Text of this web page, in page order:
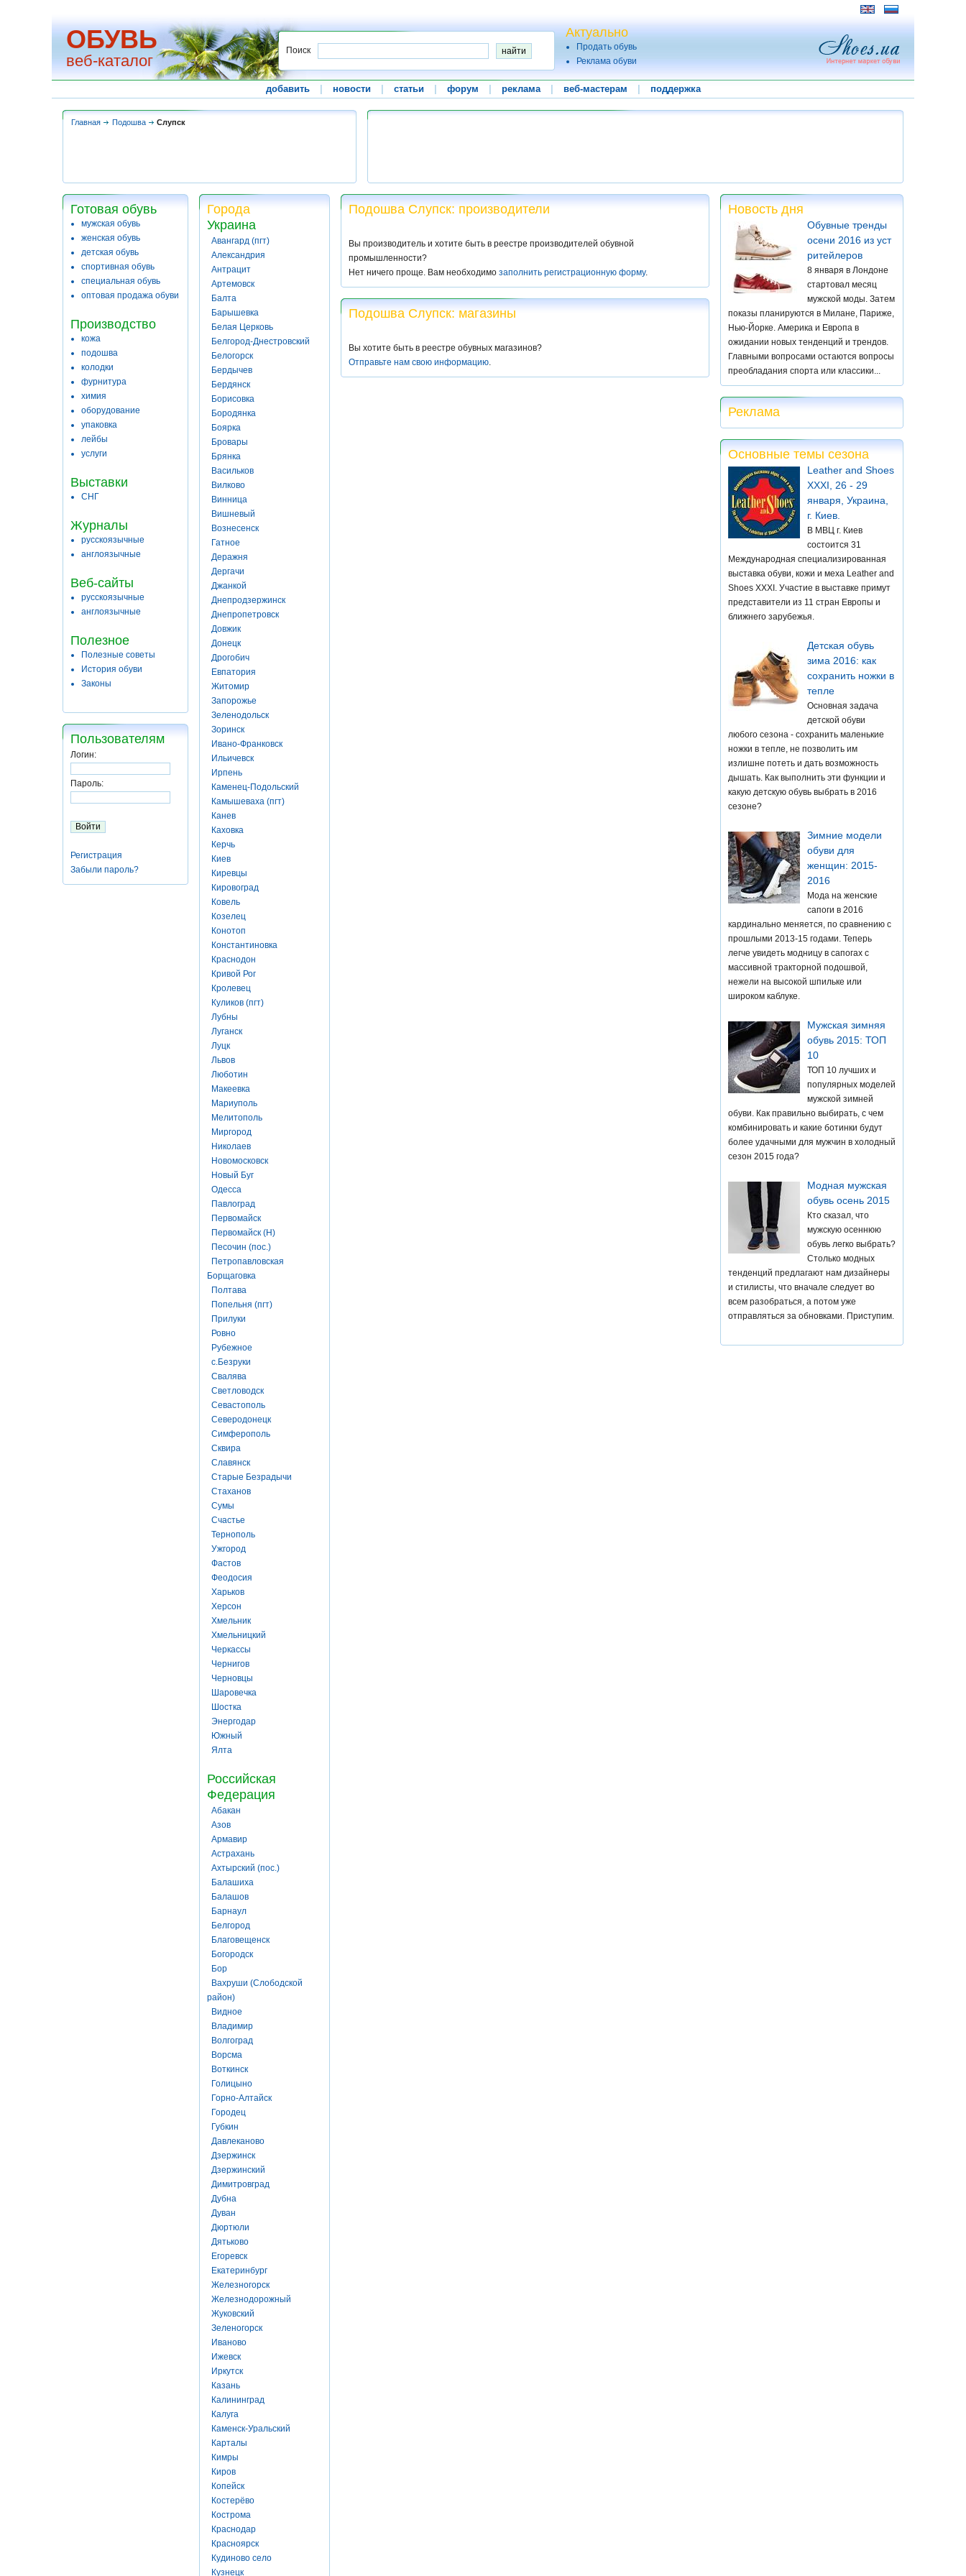
ОБУВЬ
веб-каталог
Поиск
Актуально
Продать обувь
Реклама обуви
добавить новости статьи форум реклама веб-мастерам поддержка
Главная Подошва Слупск
Готовая обувь
мужская обувь
женская обувь
детская обувь
спортивная обувь
специальная обувь
оптовая продажа обуви
Производство
кожа
подошва
колодки
фурнитура
химия
оборудование
упаковка
лейбы
услуги
Выставки
СНГ
Журналы
русскоязычные
англоязычные
Веб-сайты
русскоязычные
англоязычные
Полезное
Полезные советы
История обуви
Законы
Пользователям
Логин:
Пароль:
Регистрация
Забыли пароль?
Города
Украина
Авангард (пгт)
Александрия
Антрацит
Артемовск
Балта
Барышевка
Белая Церковь
Белгород-Днестровский
Белогорск
Бердычев
Бердянск
Борисовка
Бородянка
Боярка
Бровары
Брянка
Васильков
Вилково
Винница
Вишневый
Вознесенск
Гатное
Деражня
Дергачи
Джанкой
Днепродзержинск
Днепропетровск
Довжик
Донецк
Дрогобич
Евпатория
Житомир
Запорожье
Зеленодольск
Зоринск
Ивано-Франковск
Ильичевск
Ирпень
Каменец-Подольский
Камышеваха (пгт)
Канев
Каховка
Керчь
Киев
Киревцы
Кировоград
Ковель
Козелец
Конотоп
Константиновка
Краснодон
Кривой Рог
Кролевец
Куликов (пгт)
Лубны
Луганск
Луцк
Львов
Люботин
Макеевка
Мариуполь
Мелитополь
Миргород
Николаев
Новомосковск
Новый Буг
Одесса
Павлоград
Первомайск
Первомайск (Н)
Песочин (пос.)
Петропавловская
Борщаговка
Полтава
Попельня (пгт)
Прилуки
Ровно
Рубежное
с.Безруки
Свалява
Светловодск
Севастополь
Северодонецк
Симферополь
Сквира
Славянск
Старые Безрадычи
Стаханов
Сумы
Счастье
Тернополь
Ужгород
Фастов
Феодосия
Харьков
Херсон
Хмельник
Хмельницкий
Черкассы
Чернигов
Черновцы
Шаровечка
Шостка
Энергодар
Южный
Ялта
Российская
Федерация
Абакан
Азов
Армавир
Астрахань
Ахтырский (пос.)
Балашиха
Балашов
Барнаул
Белгород
Благовещенск
Богородск
Бор
Вахруши (Слободской
район)
Видное
Владимир
Волгоград
Ворсма
Воткинск
Голицыно
Горно-Алтайск
Городец
Губкин
Давлеканово
Дзержинск
Дзержинский
Димитровград
Дубна
Дуван
Дюртюли
Дятьково
Егоревск
Екатеринбург
Железногорск
Железнодорожный
Жуковский
Зеленогорск
Иваново
Ижевск
Иркутск
Казань
Калининград
Калуга
Каменск-Уральский
Карталы
Кимры
Киров
Копейск
Костерёво
Кострома
Краснодар
Красноярск
Кудиново село
Кузнецк
Подошва Слупск: производители
Вы производитель и хотите быть в реестре производителей обувной
промышленности?
Нет ничего проще. Вам необходимо заполнить регистрационную форму.
Подошва Слупск: магазины
Вы хотите быть в реестре обувных магазинов?
Отправьте нам свою информацию.
Новость дня
Обувные тренды
осени 2016 из уст
ритейлеров
8 января в Лондоне
стартовал месяц
мужской моды. Затем
показы планируются в Милане, Париже,
Нью-Йорке. Америка и Европа в
ожидании новых тенденций и трендов.
Главными вопросами остаются вопросы
преобладания спорта или классики...
Реклама
Основные темы сезона
Leather and Shoes
XXXI, 26 - 29
января, Украина,
г. Киев.
В МВЦ г. Киев
состоится 31
Международная специализированная
выставка обуви, кожи и меха Leather and
Shoes XXXI. Участие в выставке примут
представители из 11 стран Европы и
ближнего зарубежья.
Детская обувь
зима 2016: как
сохранить ножки в
тепле
Основная задача
детской обуви
любого сезона - сохранить маленькие
ножки в тепле, не позволить им
излишне потеть и дать возможность
дышать. Как выполнить эти функции и
какую детскую обувь выбрать в 2016
сезоне?
Зимние модели
обуви для
женщин: 2015-
2016
Мода на женские
сапоги в 2016
кардинально меняется, по сравнению с
прошлыми 2013-15 годами. Теперь
легче увидеть модницу в сапогах с
массивной тракторной подошвой,
нежели на высокой шпильке или
широком каблуке.
Мужская зимняя
обувь 2015: ТОП
10
ТОП 10 лучших и
популярных моделей
мужской зимней
обуви. Как правильно выбирать, с чем
комбинировать и какие ботинки будут
более удачными для мужчин в холодный
сезон 2015 года?
Модная мужская
обувь осень 2015
Кто сказал, что
мужскую осеннюю
обувь легко выбрать?
Столько модных
тенденций предлагают нам дизайнеры
и стилисты, что вначале следует во
всем разобраться, а потом уже
отправляться за обновками. Приступим.